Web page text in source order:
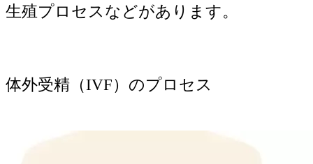
生殖プロセスなどがあります。
体外受精（IVF）のプロセス